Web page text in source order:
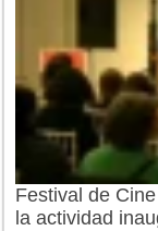
Festival de
la actividad